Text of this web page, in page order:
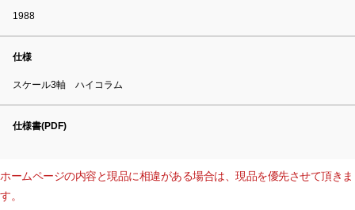
1988
仕様
スケール3軸 ハイコラム
仕様書(PDF)
ホームページの内容と現品に相違がある場合は、現品を優先させて頂きま
す。